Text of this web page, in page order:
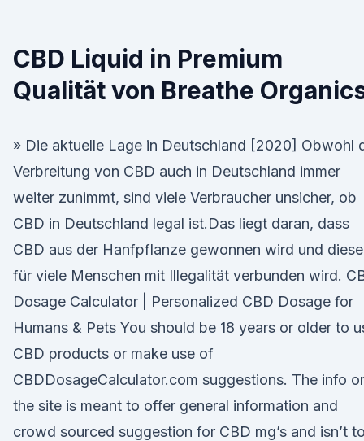
CBD Liquid in Premium
Qualität von Breathe
» Die aktuelle Lage in Deutschland [2020] Obwohl
Verbreitung von CBD auch in Deutschland immer
weiter zunimmt, sind viele Verbraucher unsicher, ob
CBD in Deutschland legal ist.Das liegt daran, dass
CBD aus der Hanfpflanze gewonnen wird und diese
für viele Menschen mit Illegalität verbunden wird.
Dosage Calculator | Personalized CBD Dosage for
Humans & Pets You should be 18 years or older to
CBD products or make use of
CBDDosageCalculator.com suggestions. The info
the site is meant to offer general information and
crowd sourced suggestion for CBD mg’s and isn’t to